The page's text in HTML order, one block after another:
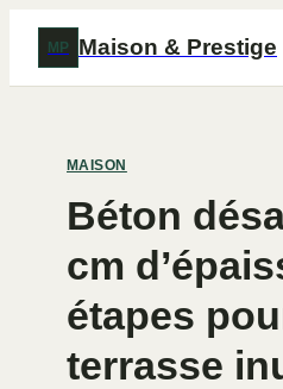
MP Maison & Prestige
MAISON
Béton
cm
étapes
terrasse